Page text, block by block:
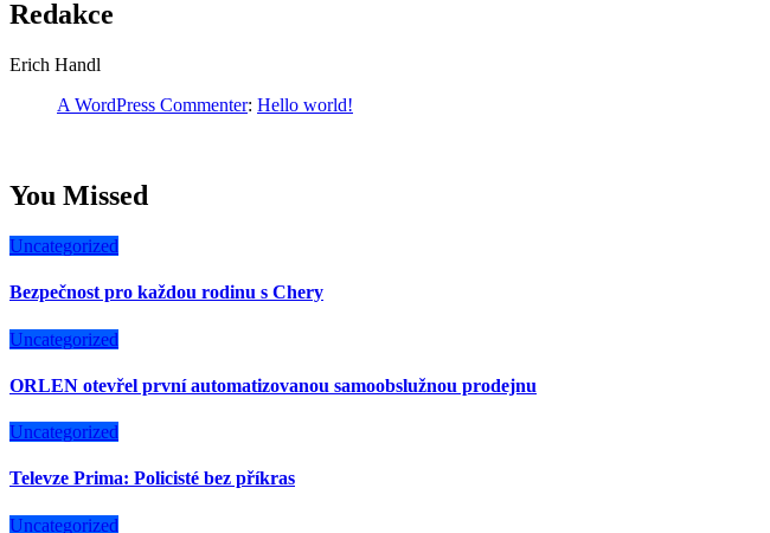
Redakce
Erich Handl
A WordPress Commenter: Hello world!
You Missed
Uncategorized
Bezpečnost pro každou rodinu s Chery
Uncategorized
ORLEN otevřel první automatizovanou samoobslužnou prodejnu
Uncategorized
Televze Prima: Policisté bez příkras
Uncategorized